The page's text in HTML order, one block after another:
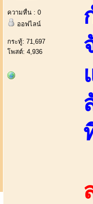
ความหื่น : 0
ออฟไลน์
กระทู้: 71,697
โพสต์: 4,936